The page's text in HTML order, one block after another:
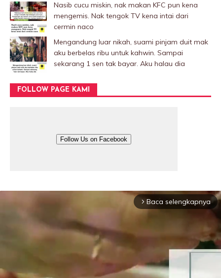
Nasib cucu miskin, nak makan KFC pun kena
mengemis. Nak tengok TV kena intai dari
cermin naco
Mengandung luar nikah, suami pinjam duit mak
aku berbelas ribu untuk kahwin. Sampai
sekarang 1 sen tak bayar. Aku halau dia
FOLLOW PAGE KAMI
Follow Us on Facebook
arrow_forward_ios Baca selengkapnya